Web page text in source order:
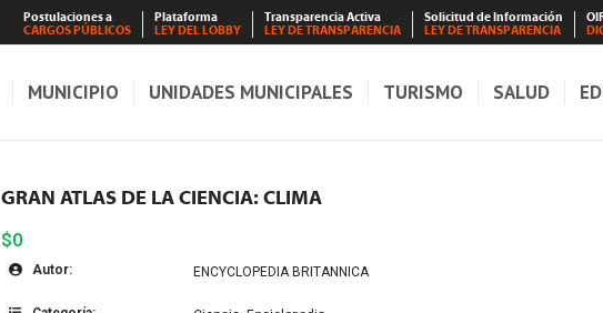
Postulaciones a
CARGOS PÚBLICOS
Plataforma
LEY DEL LOBBY
Transparencia Activa
LEY DE TRANSPARENCIA
Solicitud de Información
LEY DE TRANSPARENCIA
MUNICIPIO UNIDADES MUNICIPALES TURISMO SALUD
GRAN ATLAS DE LA CIENCIA: CLIMA
$0
Autor: ENCYCLOPEDIA BRITANNICA